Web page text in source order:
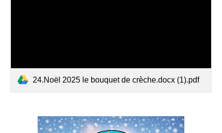
24.Noël 2025 le bouquet de crèche.docx (1).pdf